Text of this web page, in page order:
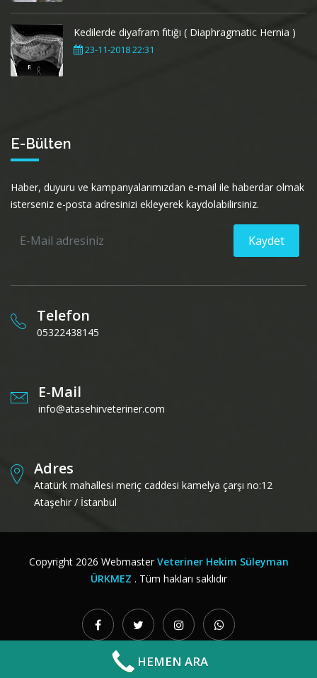
HEMEN ARA
Kedilerde diyafram fıtığı ( Diaphragmatic Hernia )
23-11-2018 22:31
E-Bülten
Haber, duyuru ve kampanyalarımızdan e-mail ile haberdar olmak
isterseniz e-posta adresinizi ekleyerek kaydolabilirsiniz.
Kaydet
Telefon
05322438145
E-Mail
info@atasehirveteriner.com
Adres
Atatürk mahallesi meriç caddesi kamelya çarşı no:12
Ataşehir / İstanbul
Copyright 2026 Webmaster Veteriner Hekim Süleyman
ÜRKMEZ . Tüm hakları saklıdır